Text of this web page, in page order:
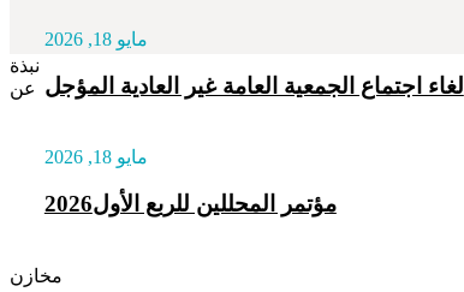
مايو 18, 2026
لغاء اجتماع الجمعية العامة غير العادية المؤجل
مايو 18, 2026
مؤتمر المحللين للربع الأول2026
نبذة
عن
مخازن